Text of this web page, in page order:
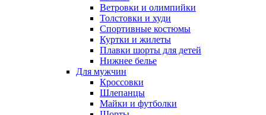
Ветровки и олимпийки
Толстовки и худи
Спортивные костюмы
Куртки и жилеты
Плавки шорты для детей
Нижнее белье
Для мужчин
Кроссовки
Шлепанцы
Майки и футболки